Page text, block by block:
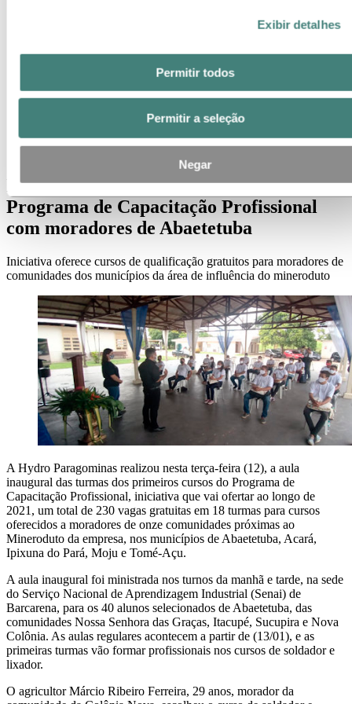
Exibir detalhes
Permitir todos
Permitir a seleção
Negar
Visão geral da Hydro
Iniciam aulas das primeiras turmas do Programa de
Iniciam aulas das primeiras turmas do
Programa de Capacitação Profissional
com moradores de Abaetetuba
Iniciativa oferece cursos de qualificação gratuitos para moradores de
comunidades dos municípios da área de influência do mineroduto
A Hydro Paragominas realizou nesta terça-feira (12), a aula
inaugural das turmas dos primeiros cursos do Programa de
Capacitação Profissional, iniciativa que vai ofertar ao longo de
2021, um total de 230 vagas gratuitas em 18 turmas para cursos
oferecidos a moradores de onze comunidades próximas ao
Mineroduto da empresa, nos municípios de Abaetetuba, Acará,
Ipixuna do Pará, Moju e Tomé-Açu.
A aula inaugural foi ministrada nos turnos da manhã e tarde, na sede
do Serviço Nacional de Aprendizagem Industrial (Senai) de
Barcarena, para os 40 alunos selecionados de Abaetetuba, das
comunidades Nossa Senhora das Graças, Itacupé, Sucupira e Nova
Colônia. As aulas regulares acontecem a partir de (13/01), e as
primeiras turmas vão formar profissionais nos cursos de soldador e
lixador.
O agricultor Márcio Ribeiro Ferreira, 29 anos, morador da